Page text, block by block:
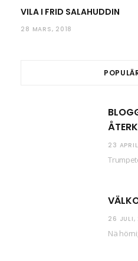
VILA I FRID SALAHUDDIN
28 MARS, 2018
23
26 JULI,